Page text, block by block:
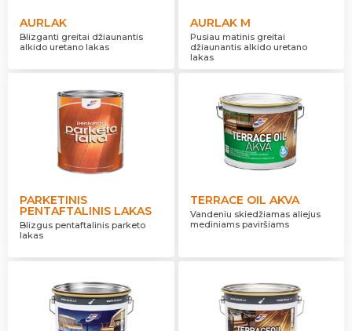
AURLAK
Blizganti greitai džiaunantis
alkido uretano lakas
AURLAK M
Pusiau matinis greitai
džiaunantis alkido uretano
lakas
PARKETINIS
PENTAFTALINIS LAKAS
Blizgus pentaftalinis parketo
lakas
TERRACE OIL AKVA
Vandeniu skiedžiamas aliejus
mediniams paviršiams